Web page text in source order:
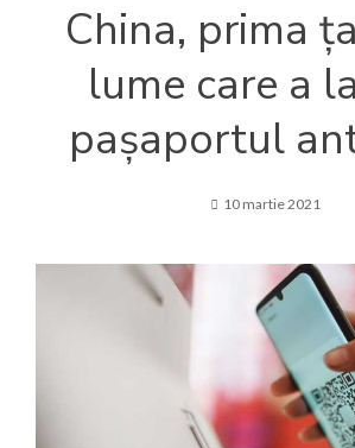
China, prima
lume care a
pașaportul
10 martie 2021